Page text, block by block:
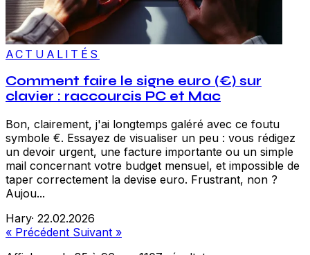
ACTUALITÉS
Comment faire le signe euro (€) sur
clavier : raccourcis PC et Mac
Bon, clairement, j'ai longtemps galéré avec ce foutu
symbole €. Essayez de visualiser un peu : vous rédigez
un devoir urgent, une facture importante ou un simple
mail concernant votre budget mensuel, et impossible de
taper correctement la devise euro. Frustrant, non ?
Aujou...
Hary· 22.02.2026
« Précédent Suivant »